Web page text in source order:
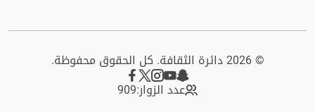
© 2026 دائرة الثقافة. كل الحقوق محفوظة.
عدد الزوار:909